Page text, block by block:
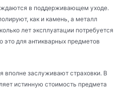
в поддерживающем уходе.
как и камень, а металл
лет эксплуатации потребуется
для антикварных предметов
вполне заслуживают страховки. В
истинную стоимость предмета